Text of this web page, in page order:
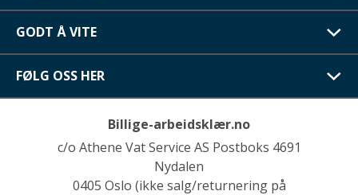
GODT Å VITE
FØLG OSS HER
Billige-arbeidsklær.no
c/o Athene Vat Service AS Postboks 4691
Nydalen
0405 Oslo (ikke salg/returnering på